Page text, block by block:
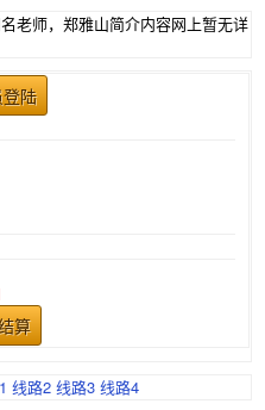
老师，郑雅山简介内容网上暂无详
陆
算
线路2 线路3 线路4